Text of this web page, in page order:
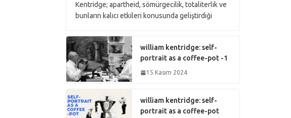
Kentridge; apartheid, sömürgecilik, totaliterlik ve
bunların kalıcı etkileri konusunda geliştirdiği
william kentridge: self-
portrait as a coffee-pot -1
15 Kasım 2024
william kentridge: self-
portrait as a coffee-pot